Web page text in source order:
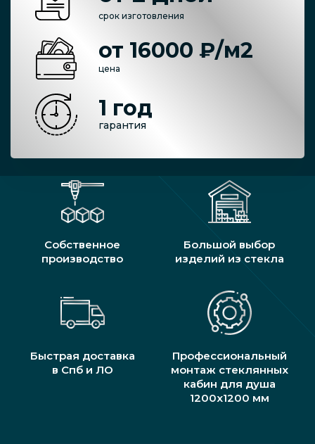
срок изготовления
от 16000 ₽/м2
цена
1 год
гарантия
Собственное
производство
Большой выбор
изделий из стекла
Быстрая доставка
в Спб и ЛО
Профессиональный
монтаж стеклянных
кабин для душа
1200х1200 мм